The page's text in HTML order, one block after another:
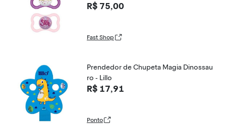
R$ 75,00
Fast Shop
Prendedor de Chupeta Magia Dinossau
ro - Lillo
R$ 17,91
Ponto